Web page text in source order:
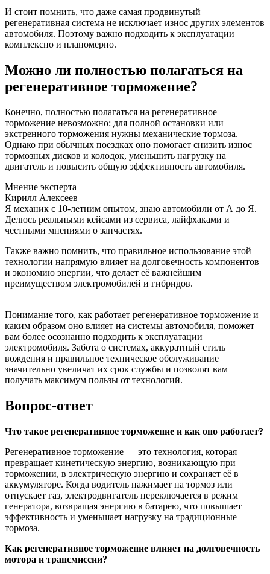
И стоит помнить, что даже самая продвинутый
регенеративная система не исключает износ других элементов
автомобиля. Поэтому важно подходить к эксплуатации
комплексно и планомерно.
Можно ли полностью полагаться на
регенеративное торможение?
Конечно, полностью полагаться на регенеративное
торможение невозможно: для полной остановки или
экстренного торможения нужны механические тормоза.
Однако при обычных поездках оно помогает снизить износ
тормозных дисков и колодок, уменьшить нагрузку на
двигатель и повысить общую эффективность автомобиля.
Мнение эксперта
Кирилл Алексеев
Я механик с 10-летним опытом, знаю автомобили от А до Я.
Делюсь реальными кейсами из сервиса, лайфхаками и
честными мнениями о запчастях.
Также важно помнить, что правильное использование этой
технологии напрямую влияет на долговечность компонентов
и экономию энергии, что делает её важнейшим
преимуществом электромобилей и гибридов.
Понимание того, как работает регенеративное торможение и
каким образом оно влияет на системы автомобиля, поможет
вам более осознанно подходить к эксплуатации
электромобиля. Забота о системах, аккуратный стиль
вождения и правильное техническое обслуживание
значительно увеличат их срок службы и позволят вам
получать максимум пользы от технологий.
Вопрос-ответ
Что такое регенеративное торможение и как оно работает?
Регенеративное торможение — это технология, которая
превращает кинетическую энергию, возникающую при
торможении, в электрическую энергию и сохраняет её в
аккумуляторе. Когда водитель нажимает на тормоз или
отпускает газ, электродвигатель переключается в режим
генератора, возвращая энергию в батарею, что повышает
эффективность и уменьшает нагрузку на традиционные
тормоза.
Как регенеративное торможение влияет на долговечность
мотора и трансмиссии?